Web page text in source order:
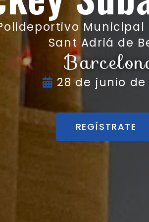
Municipal
Sant Adriá de
28 de junio de
REGÍSTRATE